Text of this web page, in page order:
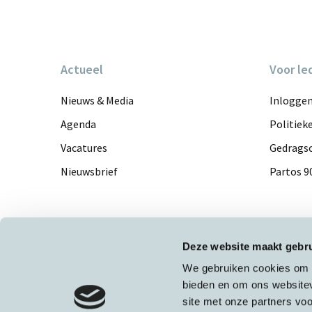
Deze website maakt
We gebruiken cookies
bieden en om ons
site met onze partners
Actueel
Nieuws & Media
Agenda
Vacatures
Nieuwsbrief
Voor
Inloggen
Partos